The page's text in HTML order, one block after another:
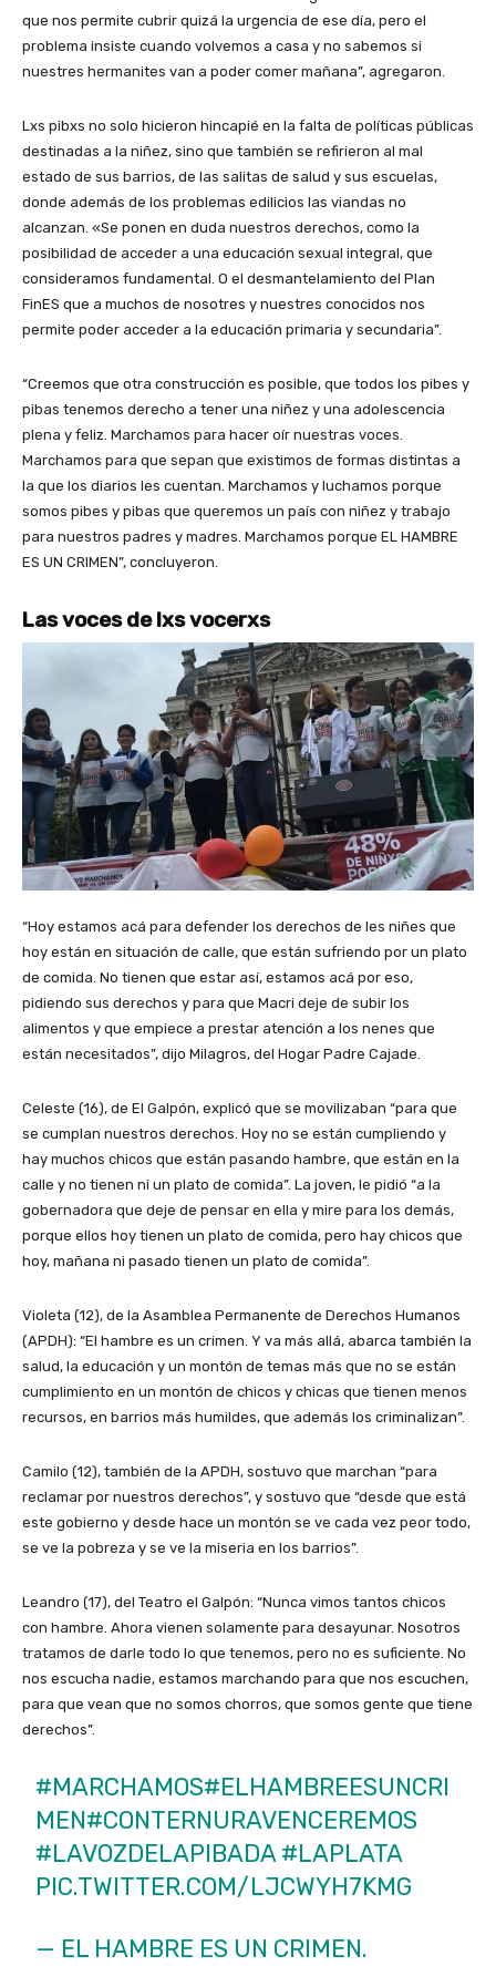
que nos permite cubrir quizá la urgencia de ese día, pero el
problema insiste cuando volvemos a casa y no sabemos si
nuestres hermanites van a poder comer mañana”, agregaron.
Lxs pibxs no solo hicieron hincapié en la falta de políticas públicas
destinadas a la niñez, sino que también se refirieron al mal
estado de sus barrios, de las salitas de salud y sus escuelas,
donde además de los problemas edilicios las viandas no
alcanzan. «Se ponen en duda nuestros derechos, como la
posibilidad de acceder a una educación sexual integral, que
consideramos fundamental. O el desmantelamiento del Plan
FinES que a muchos de nosotres y nuestres conocidos nos
permite poder acceder a la educación primaria y secundaria”.
“Creemos que otra construcción es posible, que todos los pibes y
pibas tenemos derecho a tener una niñez y una adolescencia
plena y feliz. Marchamos para hacer oír nuestras voces.
Marchamos para que sepan que existimos de formas distintas a
la que los diarios les cuentan. Marchamos y luchamos porque
somos pibes y pibas que queremos un país con niñez y trabajo
para nuestros padres y madres. Marchamos porque EL HAMBRE
ES UN CRIMEN”, concluyeron.
Las voces de lxs vocerxs
“Hoy estamos acá para defender los derechos de les niñes que
hoy están en situación de calle, que están sufriendo por un plato
de comida. No tienen que estar así, estamos acá por eso,
pidiendo sus derechos y para que Macri deje de subir los
alimentos y que empiece a prestar atención a los nenes que
están necesitados”, dijo Milagros, del Hogar Padre Cajade.
Celeste (16), de El Galpón, explicó que se movilizaban “para que
se cumplan nuestros derechos. Hoy no se están cumpliendo y
hay muchos chicos que están pasando hambre, que están en la
calle y no tienen ni un plato de comida”. La joven, le pidió “a la
gobernadora que deje de pensar en ella y mire para los demás,
porque ellos hoy tienen un plato de comida, pero hay chicos que
hoy, mañana ni pasado tienen un plato de comida”.
Violeta (12), de la Asamblea Permanente de Derechos Humanos
(APDH): “El hambre es un crimen. Y va más allá, abarca también la
salud, la educación y un montón de temas más que no se están
cumplimiento en un montón de chicos y chicas que tienen menos
recursos, en barrios más humildes, que además los criminalizan”.
Camilo (12), también de la APDH, sostuvo que marchan “para
reclamar por nuestros derechos”, y sostuvo que “desde que está
este gobierno y desde hace un montón se ve cada vez peor todo,
se ve la pobreza y se ve la miseria en los barrios”.
Leandro (17), del Teatro el Galpón: “Nunca vimos tantos chicos
con hambre. Ahora vienen solamente para desayunar. Nosotros
tratamos de darle todo lo que tenemos, pero no es suficiente. No
nos escucha nadie, estamos marchando para que nos escuchen,
para que vean que no somos chorros, que somos gente que tiene
derechos”.
#MARCHAMOS#ELHAMBREESUNCRI
MEN#CONTERNURAVENCEREMOS
#LAVOZDELAPIBADA #LAPLATA
PIC.TWITTER.COM/LJCWYH7KMG
— EL HAMBRE ES UN CRIMEN.